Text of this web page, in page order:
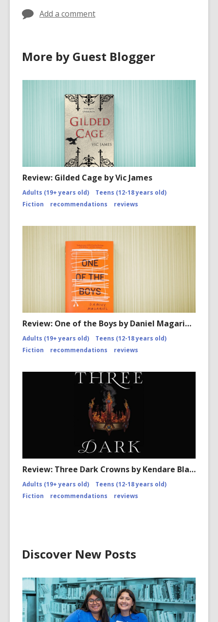
Add a comment
More by Guest Blogger
Review: Gilded Cage by Vic James
Adults (19+ years old)
Teens (12-18 years old)
Fiction
recommendations reviews
Review: One of the Boys by Daniel Magari…
Adults (19+ years old)
Teens (12-18 years old)
Fiction
recommendations reviews
Review: Three Dark Crowns by Kendare Bla…
Adults (19+ years old)
Teens (12-18 years old)
Fiction
recommendations reviews
Discover New Posts